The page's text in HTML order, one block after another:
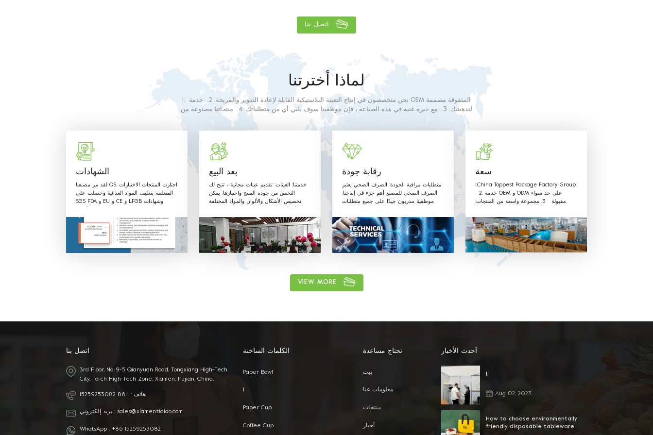
اتصل بنا
لماذا أخترتنا
1. نحن متخصصون في إنتاج التعبئة البلاستيكية القابلة لإعادة التدوير والمريحة. 2. خدمة OEM المتفوقة مصممة
لتدهشك. 3. مع خبرة غنية في هذه الصناعة ، فإن موظفينا سوف يلبي أي من متطلباتك. 4. منتجاتنا مصنوعة من
البلاستيك الغذائي الصف. المواد المستخدمة وطرق الإنتاج مع متطلبات الاتصال الغذائي على النحو المبين في اللوائح
الشهادات
لقد مر مصنعنا QS. اجتازت المنتجات الاختبارات
المتعلقة بتغليف المواد الغذائية وحصلت على
SGS FDA و EU و CE و LFGB وشهادات
بعد البيع
خدمتنا: العينات: تقديم عينات مجانية ، تتيح لك
التحقق من جودة المنتج واختبارها. يمكن
تخصيص الأشكال والألوان والمواد المختلفة
OEM: Label & Sticker & Hangtag مع
شعارك. توريد تصاميم الاقتباس والعفن في
الوقت المناسب. لدينا فريق مبيعات محترف
لتقديم أفضل خدمة.
رقابة جودة
متطلبات مراقبة الجودة: الصرف الصحي يعتبر
الصرف الصحي للمصنع أهم جزء في إنتاجنا.
موظفينا مدربون جيدًا على جميع متطلبات
سعة
1.China Toppest Package Factory Group.
2. خدمة OEM و ODM على حد سواء
مقبولة 3. مجموعة واسعة من المنتجات:
بلاستيك PET ، صينية ، غلاف وحقيبة من
البلاستيك الملفوف للحفاظ على نضارة.
سوشي ، كيك ، بسكويت ، سلطة وعلبة
بلاستيك لتغليف أغذية أخرى ، صينية ، غلاف
وحقيبة لفافة بلاستيكية ، شراء وقفة واحدة
4. المواد المختلفة المتاحة: يمكن أن تكون
VIEW MORE
اتصل بنا
3rd Floor, No.19-5 Qianyuan Road, Tongxiang High-Tech
City, Torch High-Tech Zone, Xiamen, Fujian, China.
هاتف : +86 15259253082
بريد إلكتروني : sales@xiamenziqiao.com
WhatsApp : +86 15259253082
الكلمات الساخنة
Paper Bowl
I
Paper Cup
Coffee Cup
تحتاج مساعدة
بيت
معلومات عنا
منتجات
أخبار
أحدث الأخبار
!
Aug 02, 2023
How to choose environmentally
friendly disposable tableware